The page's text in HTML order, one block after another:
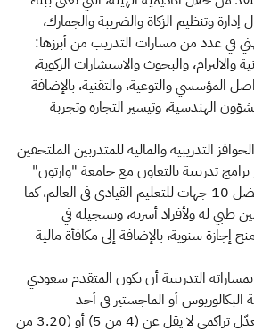
وتنظيم الزكاة والضريبة والجمارك،
في عدد من مسارات التدريب من أبرزها:
والالتزام، والبحوث والاستشارات الزكوية،
المؤسسي والتوعية، والتقنية، بالإضافة
الهندسية، وتيسير التجارة وتجربة
التدريبية والمالية للمتدربين الملتحقين
برامج تدريبية بالتعاون مع جامعة "وارتون"
الأمريكية والتي تُعد من أفضل 10 جهات للتعليم القيادي في العالم، كما
طبي له ولأفراد أسرته، وتسجيله في
إجازة سنوية، بالإضافة إلى مكافأة مالية
بمساراته التدريبية أن يكون المتقدم سعودي
أو الماجستير في أحد
التخصصات المحددة، بمعدّل تراكمي لا يقل عن (4 من 5) أو (3.20 من